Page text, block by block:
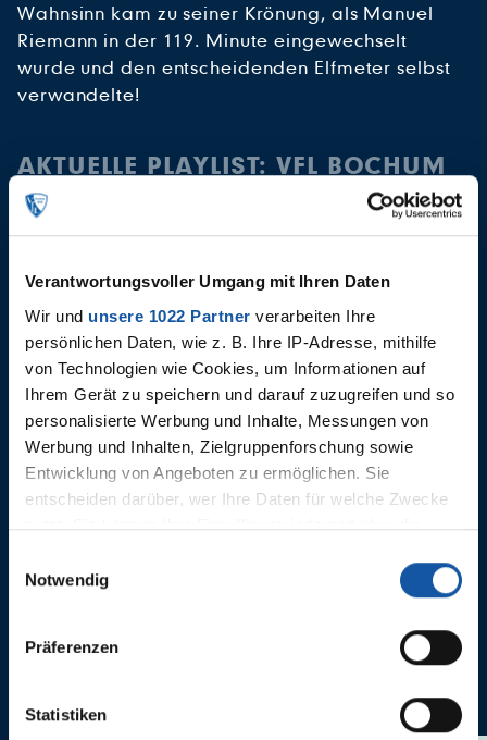
Verantwortungsvoller Umgang mit Ihren Daten
Wir und unsere 1022 Partner verarbeiten Ihre
persönlichen Daten, wie z. B. Ihre IP-Adresse, mithilfe
von Technologien wie Cookies, um Informationen auf
Ihrem Gerät zu speichern und darauf zuzugreifen und so
personalisierte Werbung und Inhalte, Messungen von
Werbung und Inhalten, Zielgruppenforschung sowie
Entwicklung von Angeboten zu ermöglichen. Sie
entscheiden darüber, wer Ihre Daten für welche Zwecke
nutzt. Sie können Ihre Einwilligung jederzeit über die
Trigger Symbol ändern oder widerrufen
Informationen über Ihre geografische Lage erfassen,
Ihr Gerät durch aktives Scannen nach bestimmten
Notwendig
Präferenzen
Statistiken
Wahnsinn kam zu seiner Krönung, als Manuel
Riemann in der 119. Minute eingewechselt
wurde und den entscheidenden Elfmeter selbst
verwandelte!
AKTUELLE PLAYLIST: VFL BOCHUM
1848 - FC AUGSBURG
27.10.2021
VfL Bochum 1848 - FC Augsburg
07.08.2021
1848